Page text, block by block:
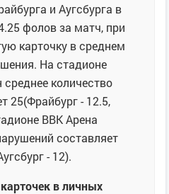
и Аугсбурга в
фолов за матч, при
карточку в среднем
На стадионе
количество
25(Фрайбург - 12.5,
ВВК Арена
составляет
- 12).
в личных